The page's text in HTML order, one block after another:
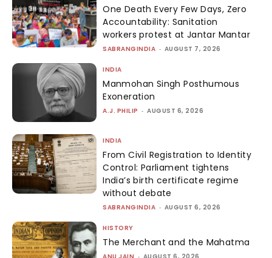
One Death Every Few Days, Zero
Accountability: Sanitation
workers protest at Jantar Mantar
SABRANGINDIA - AUGUST 7, 2026
INDIA
Manmohan Singh Posthumous
Exoneration
A.J. PHILIP - AUGUST 6, 2026
INDIA
From Civil Registration to Identity
Control: Parliament tightens
India’s birth certificate regime
without debate
SABRANGINDIA - AUGUST 6, 2026
HISTORY
The Merchant and the Mahatma
-